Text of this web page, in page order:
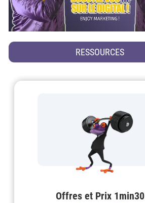
RESSOURCES
Offres et Prix 1min30